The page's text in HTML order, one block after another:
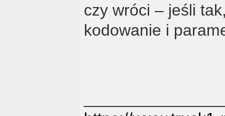
czy wróci – jeśli
kodowanie i